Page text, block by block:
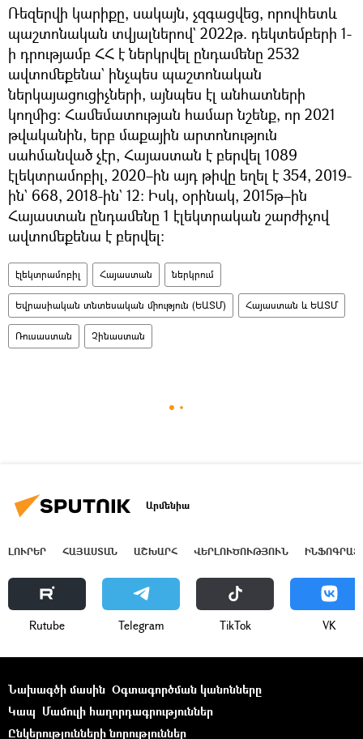
Ռեզերվի կարիքը, սակայն, չզգացվեց, որովհետև
պաշտոնական տվյալներով` 2022թ. դեկտեմբերի 1-
ի դրությամբ ՀՀ է ներկրվել ընդամենը 2532
ավտոմեքենա` ինչպես պաշտոնական
ներկայացուցիչների, այնպես էլ անհատների
կողմից։ Համեմատության համար նշենք, որ 2021
թվականին, երբ մաքային արտոնություն
սահմանված չէր, Հայաստան է բերվել 1089
էլեկտրամոբիլ, 2020–ին այդ թիվը եղել է 354, 2019-
ին` 668, 2018-ին` 12։ Իսկ, օրինակ, 2015թ–ին
Հայաստան ընդամենը 1 էլեկտրական շարժիչով
ավտոմեքենա է բերվել։
էլեկտրամոբիլ Հայաստան ներկրում
Եվրասիական տնտեսական միություն (ԵԱՏՄ) Հայաստան և ԵԱՏՄ
Ռուսաստան Չինաստան
Արմենիա
ԼՈՒՐԵՐ ՀԱՅԱՍՏԱՆ ԱՇԽԱՐՀ ՎԵՐԼՈՒԾՈՒԹՅՈՒՆ
Rutube Telegram ТikТоk VK
Նախագծի մասին Օգտագործման կանոնները
Կապ Մամուլի հաղորդագրություններ
Ընկերությունների նորություններ